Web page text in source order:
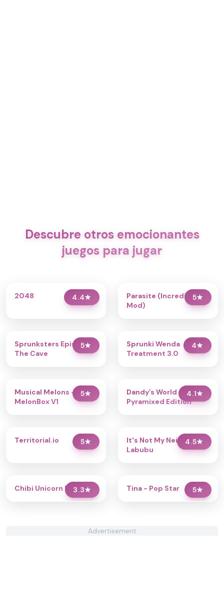
Descubre otros emocionantes
juegos para jugar
4.4★
2048 5★
Parasite (Incredibox
Mod)
5★
Sprunksters Episode 2:
The Cave
4★
Sprunki Wenda
Treatment 3.0
5★
Musical Melons –
MelonBox V1
4.1★
Dandy’s World
Pyramixed Edition
5★
Territorial.io 4.5★
It's Not My Neighbor:
Labubu
3.3★
Chibi Unicorn Dress Up 5★
Tina - Pop Star
Advertisement